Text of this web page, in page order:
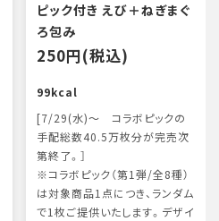
ピック付き えび＋ねぎまぐ
ろ包み
250円(税込)
99kcal
[7/29(水)～ コラボピックの
手配総数40.5万枚分が完売次
第終了。］
※コラボピック（第1弾/全8種）
は対象商品1点につき、ランダム
で1枚ご提供いたします。デザイ